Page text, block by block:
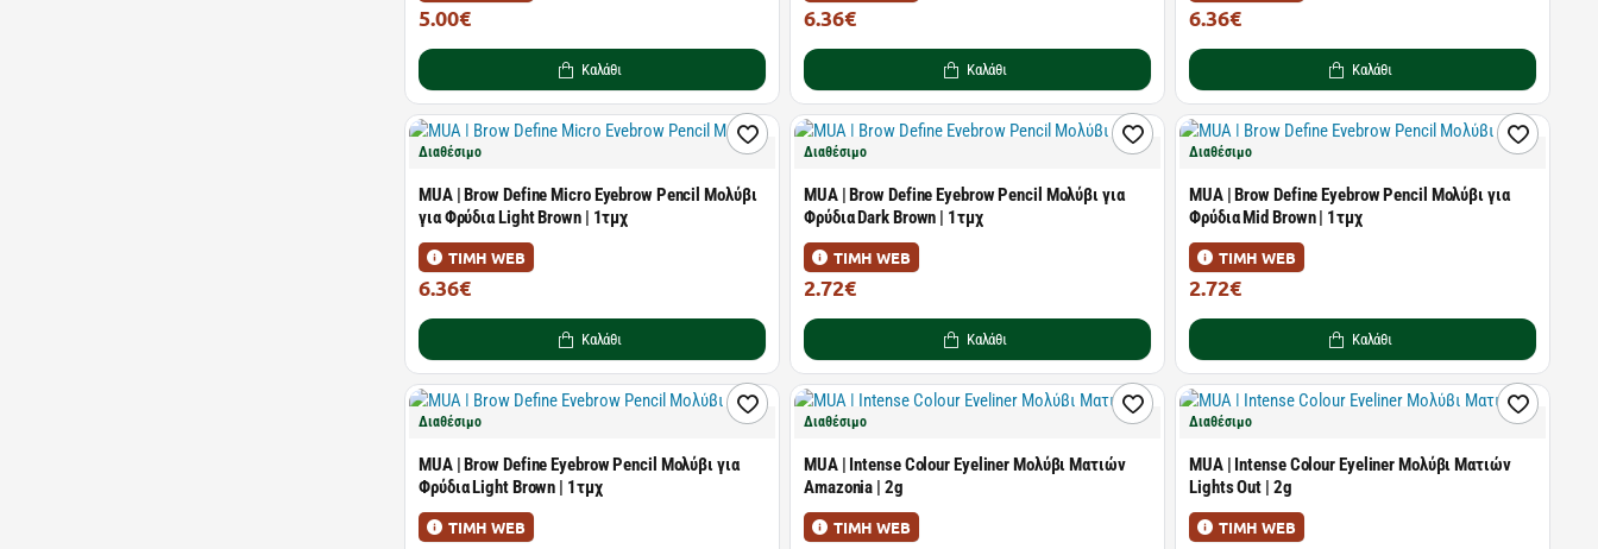
5.00€
Καλάθι
6.36€
Καλάθι
6.36€
Καλάθι
Διαθέσιμο
MUA | Brow Define Micro Eyebrow Pencil Μολύβι
για Φρύδια Light Brown | 1τμχ
ΤΙΜΗ WEB
6.36€
Καλάθι
Διαθέσιμο
MUA | Brow Define Eyebrow Pencil Μολύβι για
Φρύδια Dark Brown | 1τμχ
ΤΙΜΗ WEB
2.72€
Καλάθι
Διαθέσιμο
MUA | Brow Define Eyebrow Pencil Μολύβι για
Φρύδια Mid Brown | 1τμχ
ΤΙΜΗ WEB
2.72€
Καλάθι
Διαθέσιμο
MUA | Brow Define Eyebrow Pencil Μολύβι για
Φρύδια Light Brown | 1τμχ
ΤΙΜΗ WEB
Διαθέσιμο
MUA | Intense Colour Eyeliner Μολύβι Ματιών
Amazonia | 2g
ΤΙΜΗ WEB
Διαθέσιμο
MUA | Intense Colour Eyeliner Μολύβι Ματιών
Lights Out | 2g
ΤΙΜΗ WEB